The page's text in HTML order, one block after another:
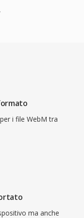
i file WebM tra
ma anche